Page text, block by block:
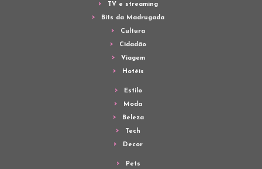
TV e streaming
Bits da Madrugada
Cultura
Cidadão
Viagem
Hotéis
Estilo
Moda
Beleza
Tech
Decor
Pets